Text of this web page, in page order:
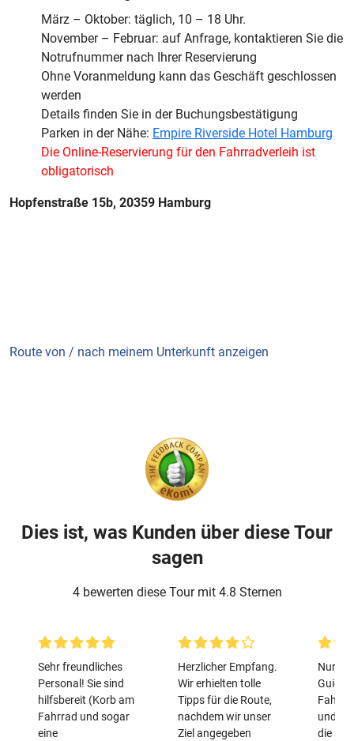
März – Oktober: täglich, 10 – 18 Uhr.
November – Februar: auf Anfrage, kontaktieren Sie die
Notrufnummer nach Ihrer Reservierung
Ohne Voranmeldung kann das Geschäft geschlossen
werden
Details finden Sie in der Buchungsbestätigung
Parken in der Nähe: Empire Riverside Hotel Hamburg
Die Online-Reservierung für den Fahrradverleih ist
obligatorisch
Hopfenstraße 15b, 20359 Hamburg
Route von / nach meinem Unterkunft anzeigen
Dies ist, was Kunden über diese Tour
sagen
4 bewerten diese Tour mit 4.8 Sternen
Sehr freundliches
Personal! Sie sind
hilfsbereit (Korb am
Fahrrad und sogar
eine
Herzlicher Empfang.
Wir erhielten tolle
Tipps für die Route,
nachdem wir unser
Ziel angegeben
Nur
Guide):
und
die